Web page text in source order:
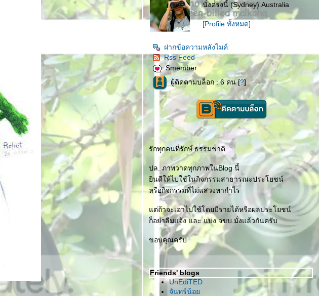
นั่งตรงนี้ (Sydney) Australia
[Profile ทั้งหมด]
ฝากข้อความหลังไมค์
Rss Feed
Smember
ผู้ติดตามบล็อก : 6 คน [?]
รักทุกคนที่รักษ์ ธรรมชาติ
ปล. ภาพวาดทุกภาพในBlog นี้
ินดีให้ไปใช้ในกิจกรรมสาธารณะประโยชน์
หรือกิจกรรมที่ไม่แสวงหากำไร
ต่ถ้าจะเอาไปใช้โดยมีรายได้หรือผลประโยชน์
ก็อย่าลืมแจ้ง และ แบ่ง จขบ.มั่งแล้วกันครับ
ขอบคุณครับ
Friends' blogs
UnEdiTED
จันทร์น้อ